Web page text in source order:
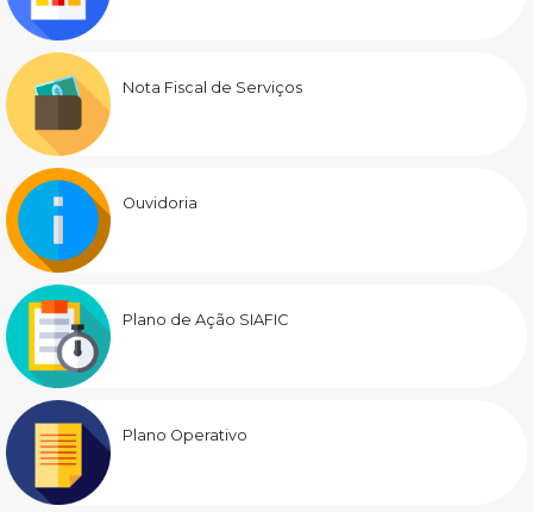
Nota Fiscal de Serviços
Ouvidoria
Plano de Ação SIAFIC
Plano Operativo